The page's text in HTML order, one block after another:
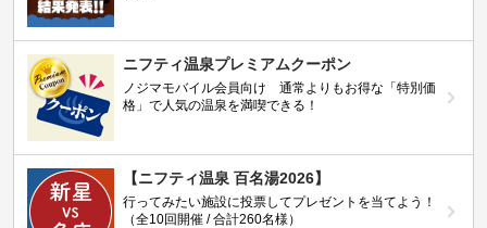
ニフティ温泉プレミアムクーポン
ノジマモバイル会員向け 通常よりもお得な「特別価
格」で人気の温泉を満喫できる！
【ニフティ温泉 百名湯2026】
行ってみたい施設に投票してプレゼントを当てよう！
（全10回開催 / 合計260名様）